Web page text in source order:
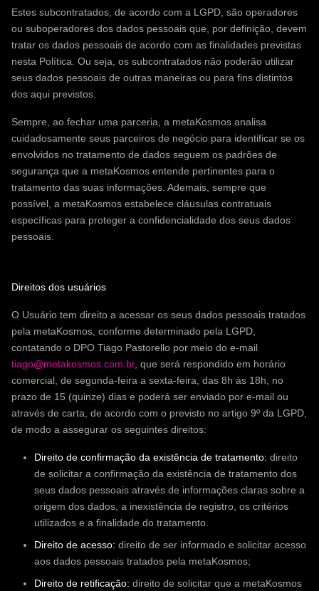
Estes subcontratados, de acordo com a LGPD, são operadores
ou suboperadores dos dados pessoais que, por definição, devem
tratar os dados pessoais de acordo com as finalidades previstas
nesta Política. Ou seja, os subcontratados não poderão utilizar
seus dados pessoais de outras maneiras ou para fins distintos
dos aqui previstos.
Sempre, ao fechar uma parceria, a metaKosmos analisa
cuidadosamente seus parceiros de negócio para identificar se os
envolvidos no tratamento de dados seguem os padrões de
segurança que a metaKosmos entende pertinentes para o
tratamento das suas informações. Ademais, sempre que
possível, a metaKosmos estabelece cláusulas contratuais
específicas para proteger a confidencialidade dos seus dados
pessoais.
Direitos dos usuários
O Usuário tem direito a acessar os seus dados pessoais tratados
pela metaKosmos, conforme determinado pela LGPD,
contatando o DPO Tiago Pastorello por meio do e-mail
tiago@metakosmos.com.br, que será respondido em horário
comercial, de segunda-feira a sexta-feira, das 8h às 18h, no
prazo de 15 (quinze) dias e poderá ser enviado por e-mail ou
através de carta, de acordo com o previsto no artigo 9º da LGPD,
de modo a assegurar os seguintes direitos:
Direito de confirmação da existência de tratamento: direito
de solicitar a confirmação da existência de tratamento dos
seus dados pessoais através de informações claras sobre a
origem dos dados, a inexistência de registro, os critérios
utilizados e a finalidade do tratamento.
Direito de acesso: direito de ser informado e solicitar acesso
aos dados pessoais tratados pela metaKosmos;
Direito de retificação: direito de solicitar que a metaKosmos